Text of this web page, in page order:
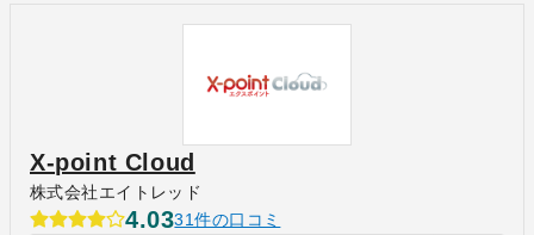
X-point Cloud
株式会社エイトレッド
4.0331件の口コミ